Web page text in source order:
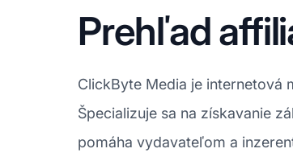
Prehľad
ClickByte Media je internetová
Špecializuje sa na získavanie
pomáha vydavateľom a